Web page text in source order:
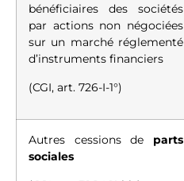
bénéficiaires des sociétés
par actions non négociées
sur un marché réglementé
d’instruments financiers
(CGI, art. 726-I-1°)
Autres cessions de parts
sociales